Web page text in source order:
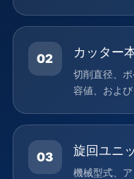
02 カッター
切削直径、
容値、およ
03 旋回ユニ
機械型式、